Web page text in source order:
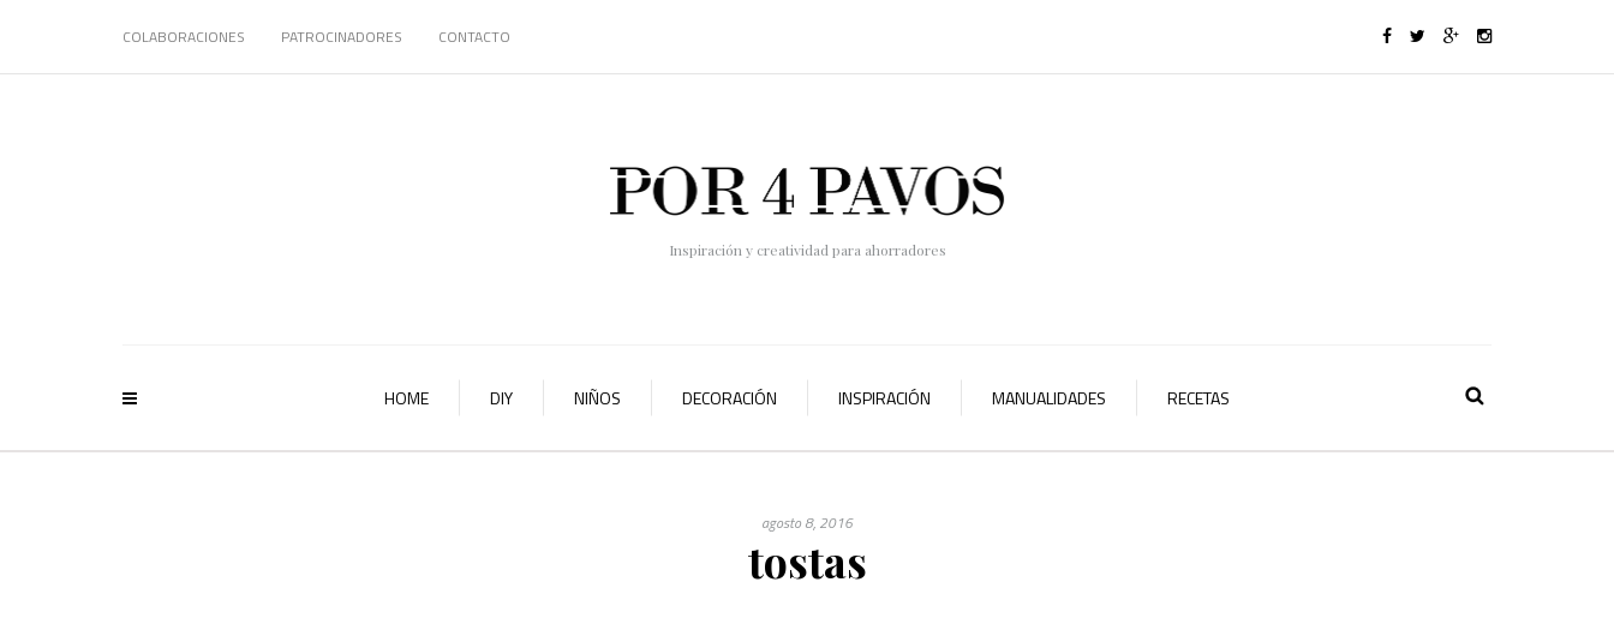
COLABORACIONES PATROCINADORES CONTACTO
Inspiración y creatividad para ahorradores
HOME DIY NIÑOS DECORACIÓN INSPIRACIÓN MANUALIDADES RECETAS
agosto 8, 2016
tostas